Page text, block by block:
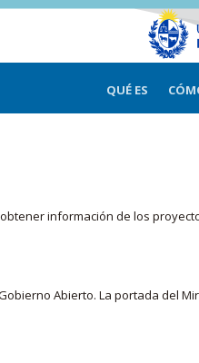
QUÉ ES
información de los
Abierto. La portada del